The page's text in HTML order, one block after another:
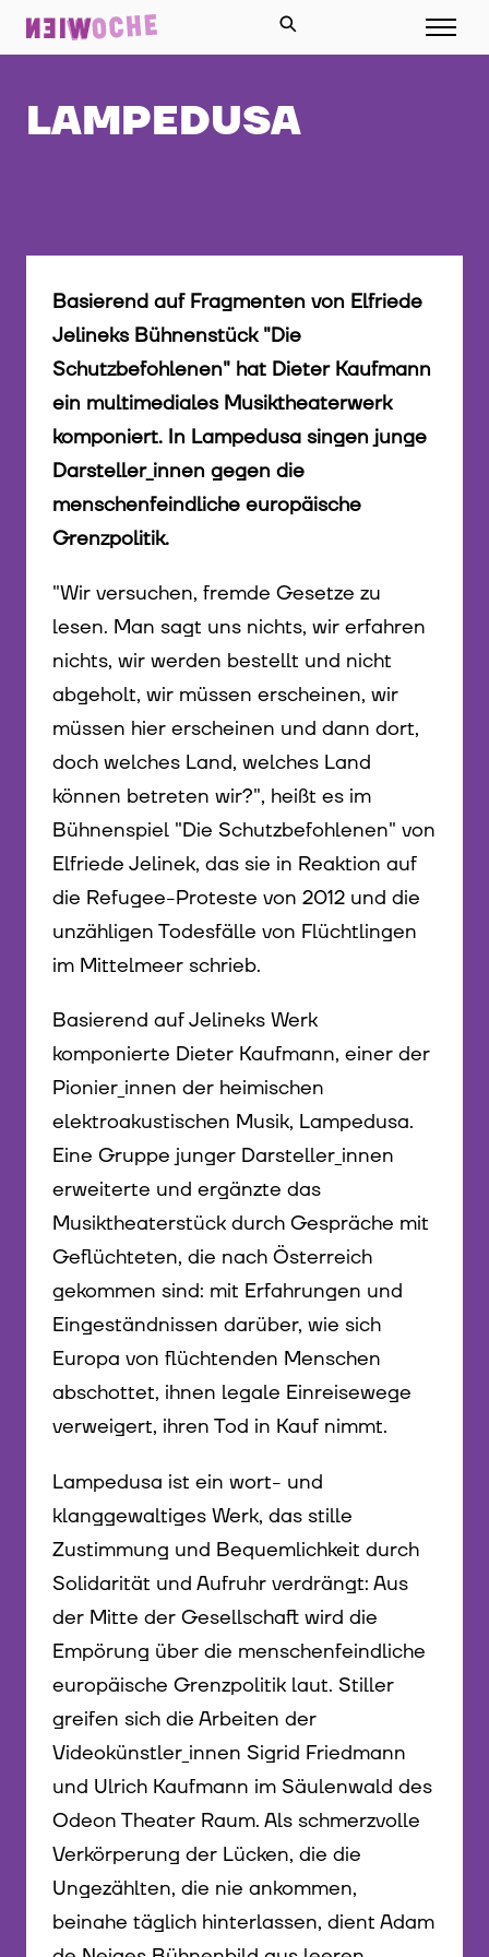
LAMPEDUSA
Basierend auf Fragmenten von Elfriede
Jelineks Bühnenstück "Die
Schutzbefohlenen" hat Dieter Kaufmann
ein multimediales Musiktheaterwerk
komponiert. In Lampedusa singen junge
Darsteller_innen gegen die
menschenfeindliche europäische
Grenzpolitik.
"Wir versuchen, fremde Gesetze zu
lesen. Man sagt uns nichts, wir erfahren
nichts, wir werden bestellt und nicht
abgeholt, wir müssen erscheinen, wir
müssen hier erscheinen und dann dort,
doch welches Land, welches Land
können betreten wir?", heißt es im
Bühnenspiel "Die Schutzbefohlenen" von
Elfriede Jelinek, das sie in Reaktion auf
die Refugee-Proteste von 2012 und die
unzähligen Todesfälle von Flüchtlingen
im Mittelmeer schrieb.
Basierend auf Jelineks Werk
komponierte Dieter Kaufmann, einer der
Pionier_innen der heimischen
elektroakustischen Musik, Lampedusa.
Eine Gruppe junger Darsteller_innen
erweiterte und ergänzte das
Musiktheaterstück durch Gespräche mit
Geflüchteten, die nach Österreich
gekommen sind: mit Erfahrungen und
Eingeständnissen darüber, wie sich
Europa von flüchtenden Menschen
abschottet, ihnen legale Einreisewege
verweigert, ihren Tod in Kauf nimmt.
Lampedusa ist ein wort- und
klanggewaltiges Werk, das stille
Zustimmung und Bequemlichkeit durch
Solidarität und Aufruhr verdrängt: Aus
der Mitte der Gesellschaft wird die
Empörung über die menschenfeindliche
europäische Grenzpolitik laut. Stiller
greifen sich die Arbeiten der
Videokünstler_innen Sigrid Friedmann
und Ulrich Kaufmann im Säulenwald des
Odeon Theater Raum. Als schmerzvolle
Verkörperung der Lücken, die die
Ungezählten, die nie ankommen,
beinahe täglich hinterlassen, dient Adam